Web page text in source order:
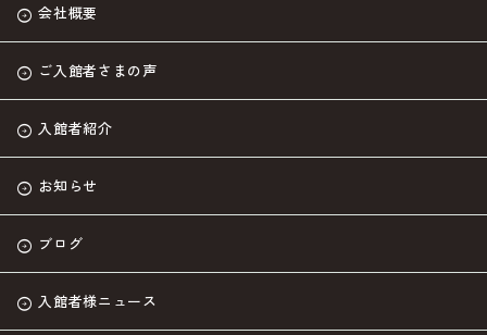
会社概要
ご入館者さまの声
入館者紹介
お知らせ
ブログ
入館者様ニュース